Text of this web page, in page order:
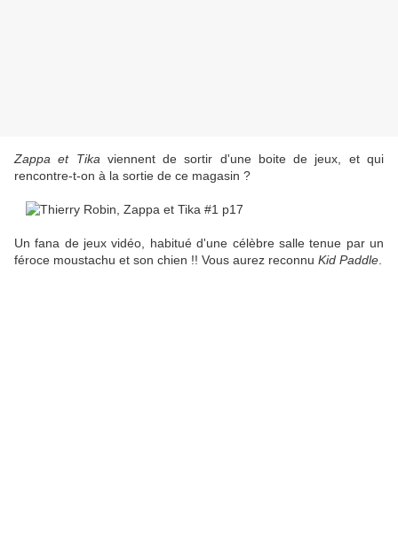
Zappa et Tika viennent de sortir d'une boite de jeux, et qui
rencontre-t-on à la sortie de ce magasin ?
Un fana de jeux vidéo, habitué d'une célèbre salle tenue par un
féroce moustachu et son chien !! Vous aurez reconnu Kid Paddle